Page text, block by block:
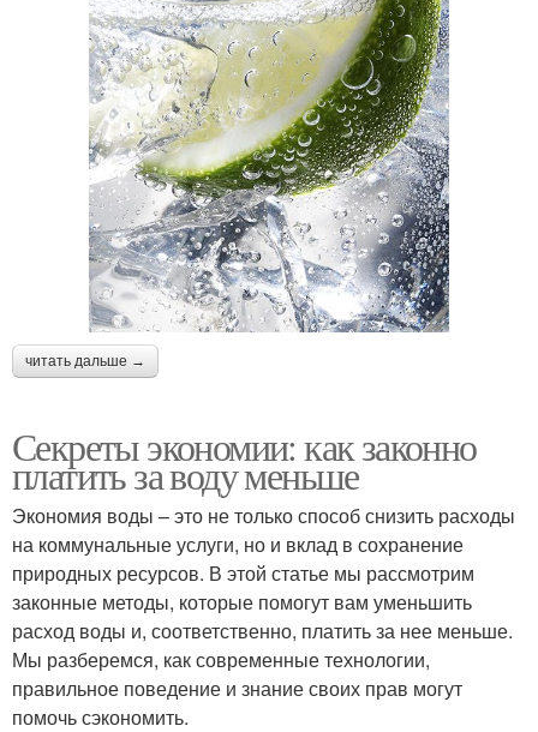
читать дальше →
Секреты экономии: как законно
платить за воду меньше
Экономия воды – это не только способ снизить расходы
на коммунальные услуги, но и вклад в сохранение
природных ресурсов. В этой статье мы рассмотрим
законные методы, которые помогут вам уменьшить
расход воды и, соответственно, платить за нее меньше.
Мы разберемся, как современные технологии,
правильное поведение и знание своих прав могут
помочь сэкономить.